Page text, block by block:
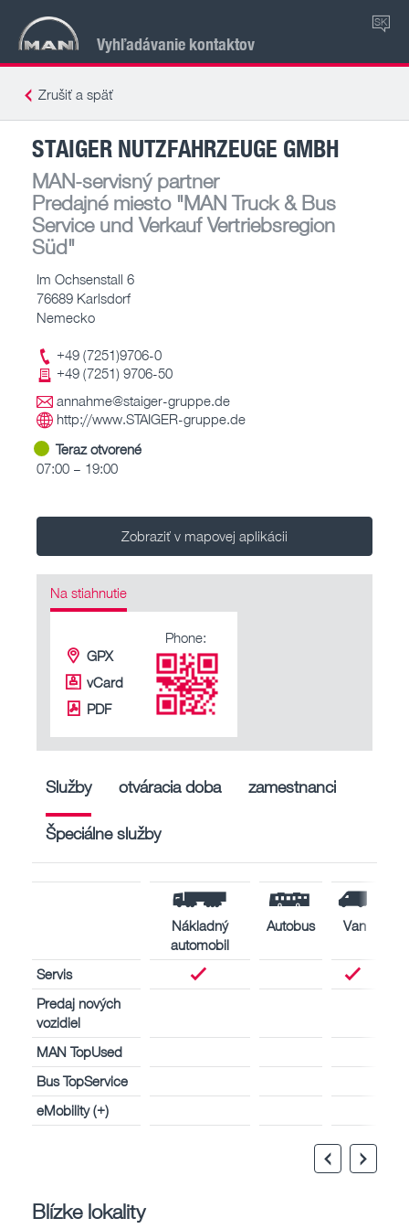
Vyhľadávanie kontaktov
SK
Zrušiť a späť
STAIGER NUTZFAHRZEUGE GMBH
MAN-servisný partner
Predajné miesto"MAN Truck & Bus
Service und Verkauf Vertriebsregion
Süd"
Im Ochsenstall 6
76689 Karlsdorf
Nemecko
+49 (7251)9706-0
+49 (7251) 9706-50
annahme@staiger-gruppe.de
http://www.STAIGER-gruppe.de
Teraz otvorené
07:00 – 19:00
Zobraziť v mapovej aplikácii
Na stiahnutie
GPX
vCard
PDF
Phone:
Služby otváracia doba zamestnanci
Špeciálne služby
Nákladný
automobil
Autobus Van
Servis
Predaj nových
vozidiel
MAN TopUsed
Bus TopService
eMobility (+)
Blízke lokality